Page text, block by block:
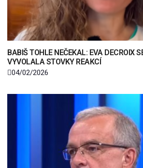
BABIŠ TOHLE NEČEKAL: EVA DECROIX
VYVOLALA STOVKY REAKCÍ
04/02/2026